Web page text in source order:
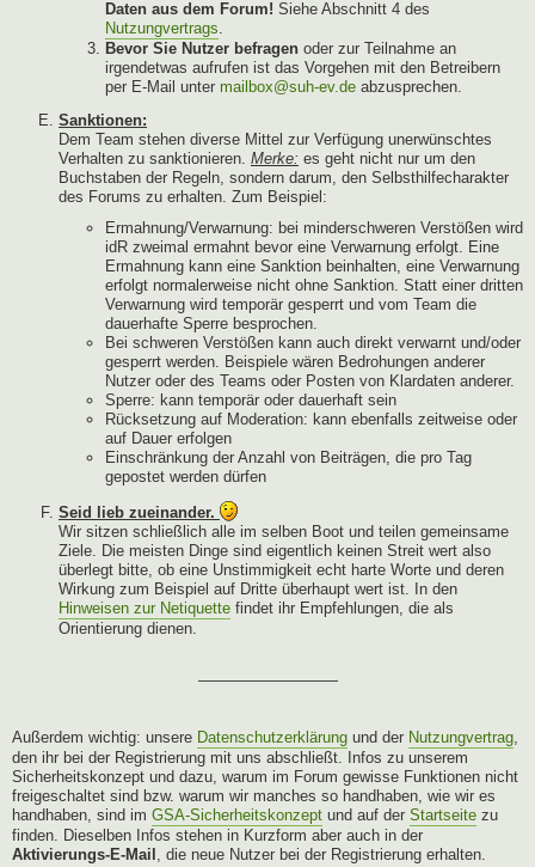
Daten aus dem Forum! Siehe Abschnitt 4 des
Nutzungvertrags.
Bevor Sie Nutzer befragen oder zur Teilnahme an
irgendetwas aufrufen ist das Vorgehen mit den Betreibern
per E-Mail unter mailbox@suh-ev.de abzusprechen.
Sanktionen:
Dem Team stehen diverse Mittel zur Verfügung unerwünschtes
Verhalten zu sanktionieren. Merke: es geht nicht nur um den
Buchstaben der Regeln, sondern darum, den Selbsthilfecharakter
des Forums zu erhalten. Zum Beispiel:
Ermahnung/Verwarnung: bei minderschweren Verstößen wird
idR zweimal ermahnt bevor eine Verwarnung erfolgt. Eine
Ermahnung kann eine Sanktion beinhalten, eine Verwarnung
erfolgt normalerweise nicht ohne Sanktion. Statt einer dritten
Verwarnung wird temporär gesperrt und vom Team die
dauerhafte Sperre besprochen.
Bei schweren Verstößen kann auch direkt verwarnt und/oder
gesperrt werden. Beispiele wären Bedrohungen anderer
Nutzer oder des Teams oder Posten von Klardaten anderer.
Sperre: kann temporär oder dauerhaft sein
Rücksetzung auf Moderation: kann ebenfalls zeitweise oder
auf Dauer erfolgen
Einschränkung der Anzahl von Beiträgen, die pro Tag
gepostet werden dürfen
Seid lieb zueinander.
Wir sitzen schließlich alle im selben Boot und teilen gemeinsame
Ziele. Die meisten Dinge sind eigentlich keinen Streit wert also
überlegt bitte, ob eine Unstimmigkeit echt harte Worte und deren
Wirkung zum Beispiel auf Dritte überhaupt wert ist. In den
Hinweisen zur Netiquette findet ihr Empfehlungen, die als
Orientierung dienen.
—————————
Außerdem wichtig: unsere Datenschutzerklärung und der Nutzungvertrag,
den ihr bei der Registrierung mit uns abschließt. Infos zu unserem
Sicherheitskonzept und dazu, warum im Forum gewisse Funktionen nicht
freigeschaltet sind bzw. warum wir manches so handhaben, wie wir es
handhaben, sind im GSA-Sicherheitskonzept und auf der Startseite zu
finden. Dieselben Infos stehen in Kurzform aber auch in der
Aktivierungs-E-Mail , die neue Nutzer bei der Registrierung erhalten.